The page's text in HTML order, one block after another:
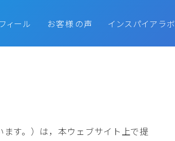
ィール お客様の声 インスパイアラボ
す。）は，本ウェブサイト上で提